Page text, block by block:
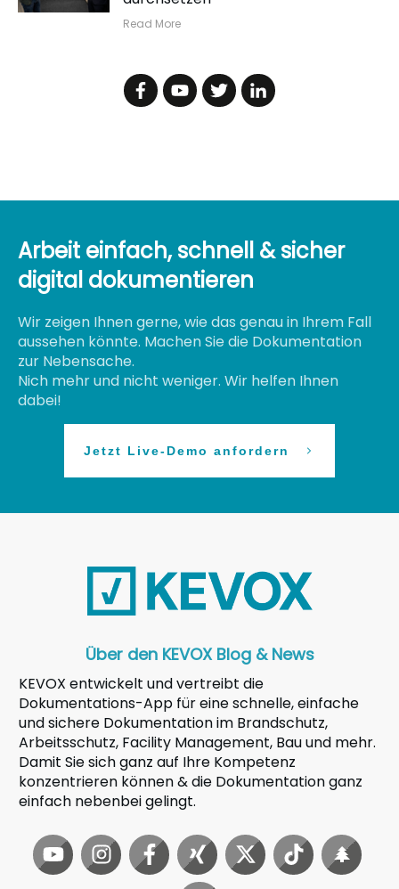
Read More
Arbeit einfach, schnell & sicher
digital dokumentieren
Wir zeigen Ihnen gerne, wie das genau in Ihrem Fall
aussehen könnte. Machen Sie die Dokumentation
zur Nebensache.
Nich mehr und nicht weniger. Wir helfen Ihnen
dabei!
Jetzt Live-Demo anfordern
Über den KEVOX Blog & News
KEVOX entwickelt und vertreibt die
Dokumentations-App für eine schnelle, einfache
und sichere Dokumentation im Brandschutz,
Arbeitsschutz, Facility Management, Bau und mehr.
Damit Sie sich ganz auf Ihre Kompetenz
konzentrieren können & die Dokumentation ganz
einfach nebenbei gelingt.